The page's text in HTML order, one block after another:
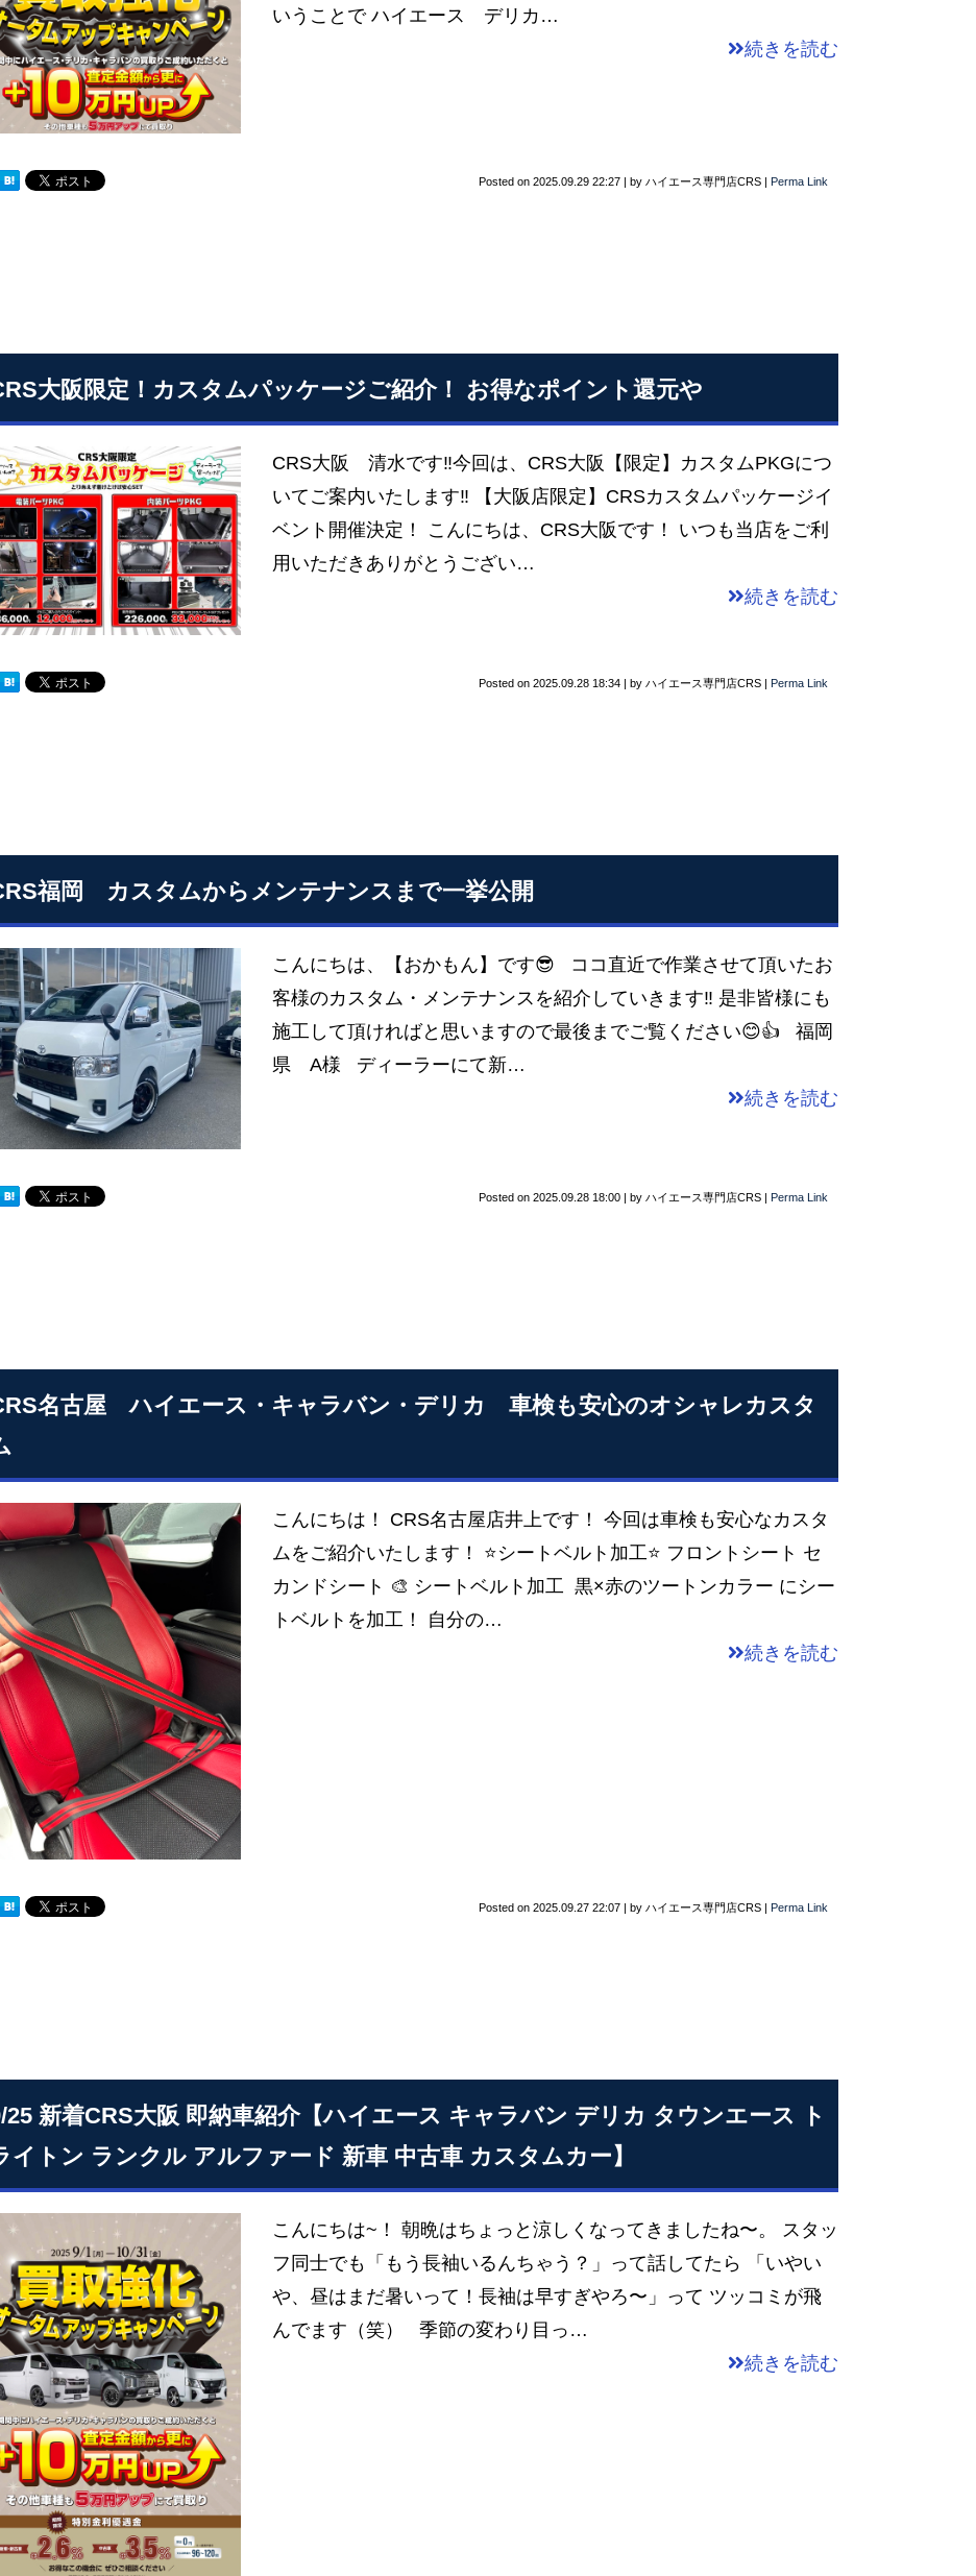
いうことで ハイエース デリカ…
続きを読む
Posted on 2025.09.29 22:27 | by ハイエース専門店CRS | Perma Link
大阪限定！カスタムパッケージご紹介！ お得なポイント還元や
CRS大阪 清水です‼今回は、CRS大阪【限定】カスタムPKGにつ
いてご案内いたします‼ 【大阪店限定】CRSカスタムパッケージイ
ベント開催決定！ こんにちは、CRS大阪です！ いつも当店をご利
用いただきありがとうござい…
続きを読む
Posted on 2025.09.28 18:34 by ハイエース専門店CRS Perma Link
福岡 カスタムからメンテナンスまで一挙公開
こんにちは、【おかもん】です😎 ココ直近で作業させて頂いたお
客様のカスタム・メンテナンスを紹介していきます‼ 是非皆様にも
施工して頂ければと思いますので最後までご覧ください😊👍 福岡
県 A様 ディーラーにて新…
続きを読む
Posted on 2025.09.28 18:00 by ハイエース専門店CRS Perma Link
名古屋 ハイエース・キャラバン・デリカ 車検も安心のオシャレカスタ
こんにちは！ CRS名古屋店井上です！ 今回は車検も安心なカスタ
ムをご紹介いたします！ ⭐シートベルト加工⭐ フロントシート セ
カンドシート 🎨 シートベルト加工 黒×赤のツートンカラー にシー
トベルトを加工！ 自分の…
続きを読む
Posted on 2025.09.27 22:07 | by ハイエース専門店CRS | Perma Link
25 新着CRS大阪 即納車紹介【ハイエース キャラバン デリカ タウンエース ト
イトン ランクル アルファード 新車 中古車 カスタムカー】
こんにちは~！ 朝晩はちょっと涼しくなってきましたね〜。 スタッ
フ同士でも「もう長袖いるんちゃう？」って話してたら 「いやい
や、昼はまだ暑いって！長袖は早すぎやろ〜」って ツッコミが飛
んでます（笑） 季節の変わり目っ…
続きを読む